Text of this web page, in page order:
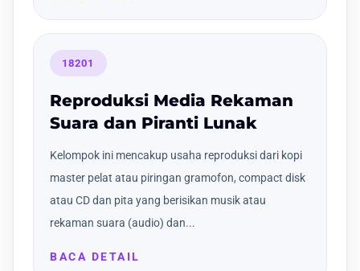
18201
Reproduksi Media Rekaman
Suara dan Piranti Lunak
Kelompok ini mencakup usaha reproduksi dari kopi
master pelat atau piringan gramofon, compact disk
atau CD dan pita yang berisikan musik atau
rekaman suara (audio) dan...
BACA DETAIL